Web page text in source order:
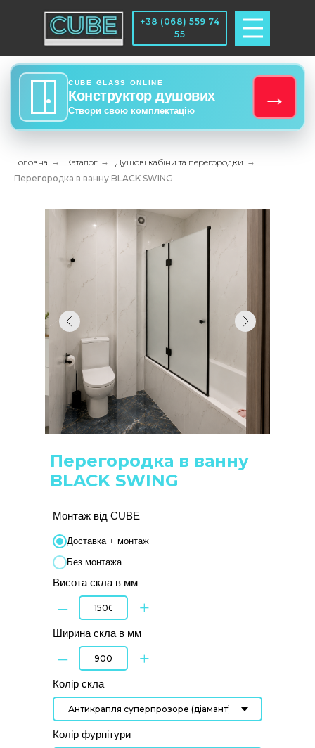
CUBE GLASS ONLINE
Конструктор душових
Створи свою комплектацію →
+38 (068) 559 74
55
Головна → Каталог → Душові кабіни та перегородки →
Перегородка в ванну BLACK SWING
Перегородка в ванну
BLACK SWING
Монтаж від CUBE
Доставка + монтаж
Без монтажа
Висота скла в мм
– +
Ширина скла в мм
– +
Колір скла
Колір фурнітури